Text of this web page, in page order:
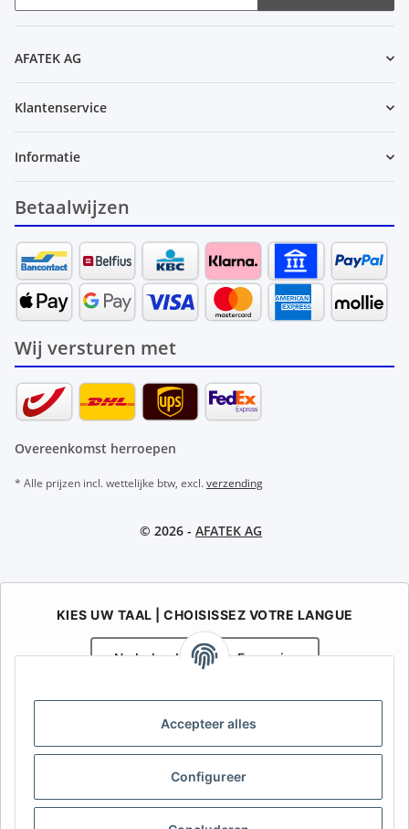
Accepteer alles
Configureer
AFATEK AG
Klantenservice
Informatie
Betaalwijzen
Wij versturen met
Overeenkomst herroepen
* Alle prijzen incl. wettelijke btw, excl.verzending
© 2026 - AFATEK AG
KIES UW TAAL | CHOISISSEZ VOTRE LANGUE
Nederlands Français
Uw specialist in onderdelen voor aanhangwagens | Votre
spécialiste en pièces détachées pour remorques
Contact: info@afatek.com
AFATEK INTERNATIONAL – SELECT REGION & LANGUAGE | KIES